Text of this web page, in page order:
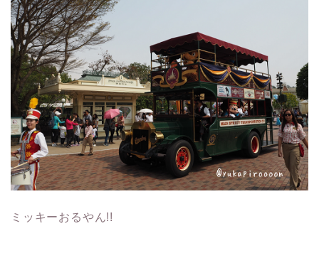
ミッキーおるやん!!